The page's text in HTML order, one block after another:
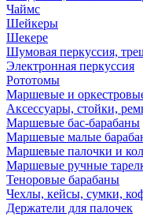
Чаймс
Шейкеры
Шекере
Шумовая перкуссия,
Электронная перкуссия
Рототомы
Маршевые и
Аксессуары, стойки,
Маршевые бас-барабаны
Маршевые малые
Маршевые палочки и
Маршевые ручные
Теноровые барабаны
Чехлы, кейсы, сумки,
Держатели для палочек